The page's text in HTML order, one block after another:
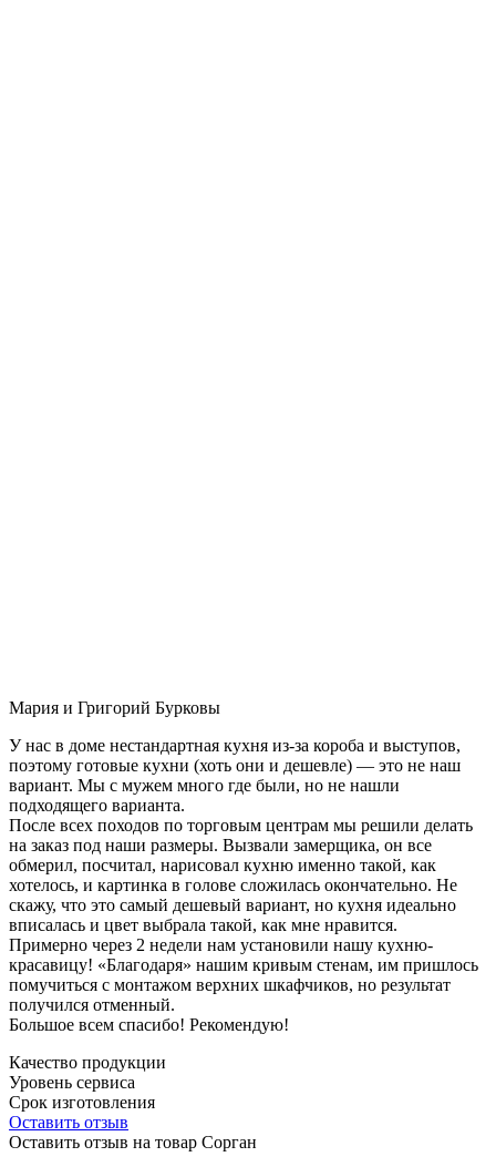
Мария и Григорий Бурковы
У нас в доме нестандартная кухня из-за короба и выступов,
поэтому готовые кухни (хоть они и дешевле) — это не наш
вариант. Мы с мужем много где были, но не нашли
подходящего варианта.
После всех походов по торговым центрам мы решили делать
на заказ под наши размеры. Вызвали замерщика, он все
обмерил, посчитал, нарисовал кухню именно такой, как
хотелось, и картинка в голове сложилась окончательно. Не
скажу, что это самый дешевый вариант, но кухня идеально
вписалась и цвет выбрала такой, как мне нравится.
Примерно через 2 недели нам установили нашу кухню-
красавицу! «Благодаря» нашим кривым стенам, им пришлось
помучиться с монтажом верхних шкафчиков, но результат
получился отменный.
Большое всем спасибо! Рекомендую!
Качество продукции
Уровень сервиса
Срок изготовления
Оставить отзыв
Оставить отзыв на товар Сорган